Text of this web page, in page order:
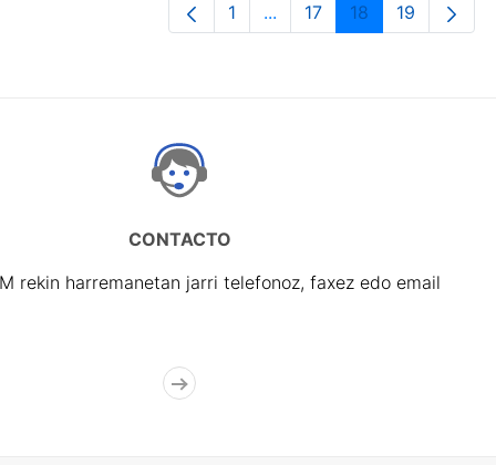
Orrialdea
1 ...Intermediate Pages Use
Orrialdea
17 Orrialdea
18 Orrialdea
19
CONTACTO
rekin harremanetan jarri telefonoz, faxez edo email